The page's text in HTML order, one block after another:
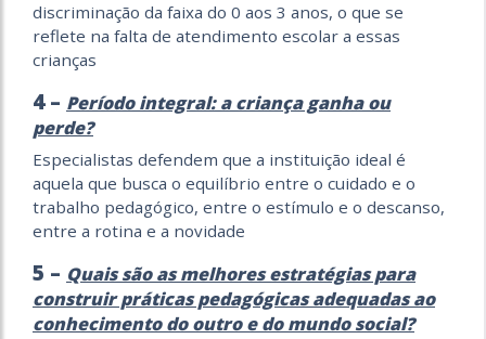
discriminação da faixa do 0 aos 3 anos, o que se
reflete na falta de atendimento escolar a essas
crianças
4 – Período integral: a criança ganha ou
perde?
Especialistas defendem que a instituição ideal é
aquela que busca o equilíbrio entre o cuidado e o
trabalho pedagógico, entre o estímulo e o descanso,
entre a rotina e a novidade
5 – Quais são as melhores estratégias para
construir práticas pedagógicas adequadas ao
conhecimento do outro e do mundo social?